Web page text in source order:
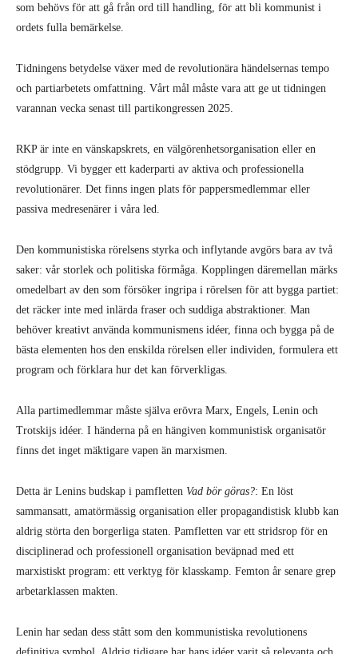
som behövs för att gå från ord till handling, för att bli kommunist i
ordets fulla bemärkelse.
Tidningens betydelse växer med de revolutionära händelsernas tempo
och partiarbetets omfattning. Vårt mål måste vara att ge ut tidningen
varannan vecka senast till partikongressen 2025.
RKP är inte en vänskapskrets, en välgörenhetsorganisation eller en
stödgrupp. Vi bygger ett kaderparti av aktiva och professionella
revolutionärer. Det finns ingen plats för pappersmedlemmar eller
passiva medresenärer i våra led.
Den kommunistiska rörelsens styrka och inflytande avgörs bara av två
saker: vår storlek och politiska förmåga. Kopplingen däremellan märks
omedelbart av den som försöker ingripa i rörelsen för att bygga partiet:
det räcker inte med inlärda fraser och suddiga abstraktioner. Man
behöver kreativt använda kommunismens idéer, finna och bygga på de
bästa elementen hos den enskilda rörelsen eller individen, formulera ett
program och förklara hur det kan förverkligas.
Alla partimedlemmar måste själva erövra Marx, Engels, Lenin och
Trotskijs idéer. I händerna på en hängiven kommunistisk organisatör
finns det inget mäktigare vapen än marxismen.
Detta är Lenins budskap i pamfletten Vad bör göras?: En löst
sammansatt, amatörmässig organisation eller propagandistisk klubb kan
aldrig störta den borgerliga staten. Pamfletten var ett stridsrop för en
disciplinerad och professionell organisation beväpnad med ett
marxistiskt program: ett verktyg för klasskamp. Femton år senare grep
arbetarklassen makten.
Lenin har sedan dess stått som den kommunistiska revolutionens